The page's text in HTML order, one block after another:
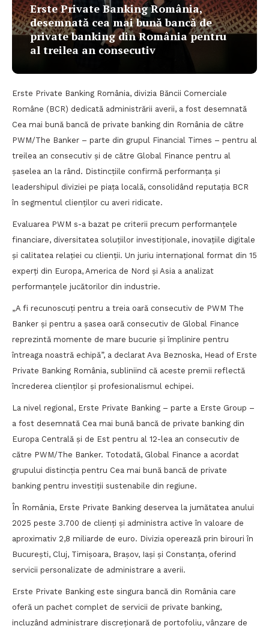
Erste Private Banking România,
desemnată cea mai bună bancă de
private banking din România pentru
al treilea an consecutiv
Erste Private Banking România, divizia Băncii Comerciale
Române (BCR) dedicată administrării averii, a fost desemnată
Cea mai bună bancă de private banking din România de către
PWM/The Banker – parte din grupul Financial Times – pentru al
treilea an consecutiv și de către Global Finance pentru al
șaselea an la rând. Distincțiile confirmă performanța și
leadershipul diviziei pe piața locală, consolidând reputația BCR
în segmentul clienților cu averi ridicate.
Evaluarea PWM s-a bazat pe criterii precum performanțele
financiare, diversitatea soluțiilor investiționale, inovațiile digitale
și calitatea relației cu clienții. Un juriu internațional format din 15
experți din Europa, America de Nord și Asia a analizat
performanțele jucătorilor din industrie.
„A fi recunoscuți pentru a treia oară consecutiv de PWM The
Banker și pentru a șasea oară consecutiv de Global Finance
reprezintă momente de mare bucurie și împlinire pentru
întreaga noastră echipă”, a declarat Ava Beznoska, Head of Erste
Private Banking România, subliniind că aceste premii reflectă
încrederea clienților și profesionalismul echipei.
La nivel regional, Erste Private Banking – parte a Erste Group –
a fost desemnată Cea mai bună bancă de private banking din
Europa Centrală și de Est pentru al 12-lea an consecutiv de
către PWM/The Banker. Totodată, Global Finance a acordat
grupului distincția pentru Cea mai bună bancă de private
banking pentru investiții sustenabile din regiune.
În România, Erste Private Banking deservea la jumătatea anului
2025 peste 3.700 de clienți și administra active în valoare de
aproximativ 2,8 miliarde de euro. Divizia operează prin birouri în
București, Cluj, Timișoara, Brașov, Iași și Constanța, oferind
servicii personalizate de administrare a averii.
Erste Private Banking este singura bancă din România care
oferă un pachet complet de servicii de private banking,
incluzând administrare discreționară de portofoliu, vânzare de